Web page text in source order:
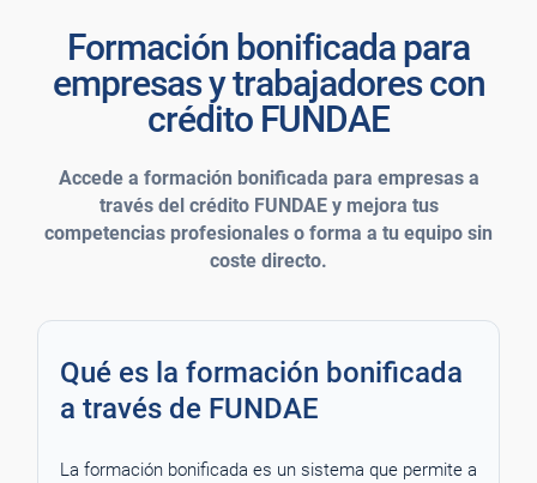
Formación bonificada para
empresas y trabajadores con
crédito FUNDAE
Accede a formación bonificada para empresas a
través del crédito FUNDAE y mejora tus
competencias profesionales o forma a tu equipo sin
coste directo.
Qué es la formación bonificada
a través de FUNDAE
La formación bonificada es un sistema que permite a